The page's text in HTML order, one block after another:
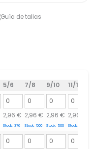
5/6 7/8 9/10 11/12
2,96 €
Stock: 376
2,96 €
Stock: 500
2,96 €
Stock: 500
2,96
Stock: